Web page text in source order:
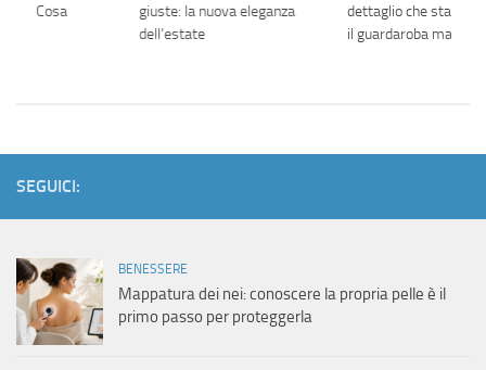
giuste: la nuova eleganza
dell’estate
dettaglio che sta
il guardaroba
Cosa
SEGUICI:
BENESSERE
Mappatura dei nei: conoscere la propria pelle è il
primo passo per proteggerla